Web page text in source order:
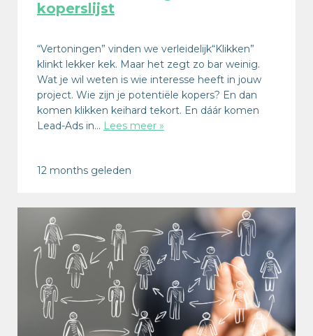
koperslijst
“Vertoningen” vinden we verleidelijk“Klikken”
klinkt lekker kek. Maar het zegt zo bar weinig.
Wat je wil weten is wie interesse heeft in jouw
project. Wie zijn je potentiële kopers? En dan
komen klikken keihard tekort. En dáár komen
Lead-Ads in… Lees meer »
12 months geleden